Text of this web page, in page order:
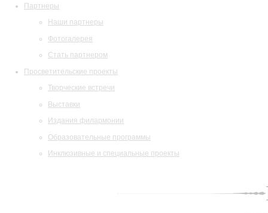
Партнеры
Наши партнеры
Фотогалерея
Стать партнером
Просветительские проекты
Творческие встречи
Выставки
Издания филармонии
Образовательные программы
Инклюзивные и специальные проекты